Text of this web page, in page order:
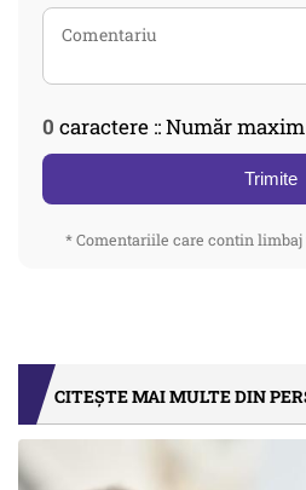
0 caractere :: Număr
Trimite
* Comentariile care contin limbaj
CITEȘTE MAI MULTE DIN